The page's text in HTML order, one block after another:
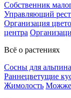
Собственник
Управляющий
Организация
центра
Всё о растениях
Сосны для
Раннецветущие
Жимолость